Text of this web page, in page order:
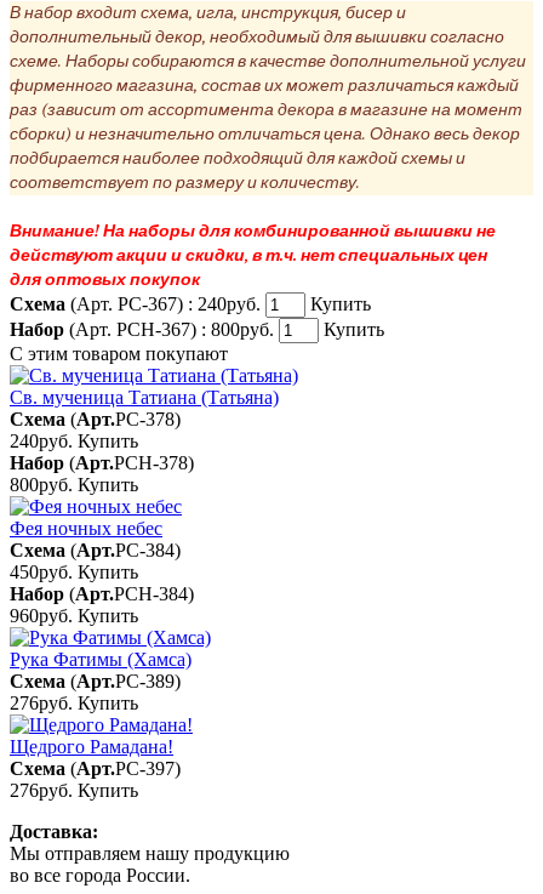
В набор входит схема, игла, инструкция, бисер и
дополнительный декор, необходимый для вышивки согласно
схеме. Наборы собираются в качестве дополнительной услуги
фирменного магазина, состав их может различаться каждый
раз (зависит от ассортимента декора в магазине на момент
сборки) и незначительно отличаться цена. Однако весь декор
подбирается наиболее подходящий для каждой схемы и
соответствует по размеру и количеству.
Внимание! На наборы для комбинированной вышивки не
действуют акции и скидки, в т.ч. нет специальных цен
для оптовых покупок
Схема (Арт. РС-367) : 240руб.
Купить
Набор (Арт. РСН-367) : 800руб.
Купить
С этим товаром покупают
Св. мученица Татиана (Татьяна)
Схема (Арт.РС-378)
240руб. Купить
Набор (Арт.РСН-378)
800руб. Купить
Фея ночных небес
Схема (Арт.РС-384)
450руб. Купить
Набор (Арт.РСН-384)
960руб. Купить
Рука Фатимы (Хамса)
Схема (Арт.РС-389)
276руб. Купить
Щедрого Рамадана!
Схема (Арт.РС-397)
276руб. Купить
Доставка:
Мы отправляем нашу продукцию
во все города России.